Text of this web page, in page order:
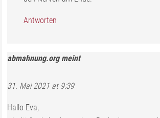
Antworten
abmahnung.orgmeint
31. Mai 2021 at 9:39
Hallo Eva,